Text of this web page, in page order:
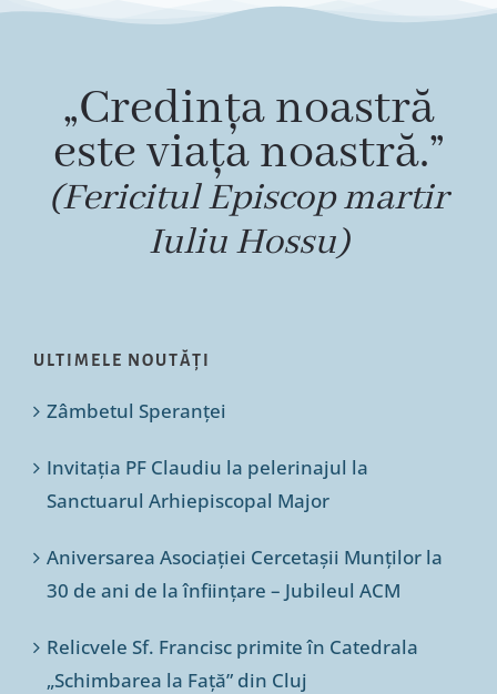
Special
„Credința noastră
este viața noastră.”
(Fericitul Episcop martir
Iuliu Hossu)
ULTIMELE NOUTĂȚI
Zâmbetul Speranței
Invitația PF Claudiu la pelerinajul la
Sanctuarul Arhiepiscopal Major
Aniversarea Asociației Cercetașii Munților la
30 de ani de la înființare – Jubileul ACM
Relicvele Sf. Francisc primite în Catedrala
„Schimbarea la Față” din Cluj